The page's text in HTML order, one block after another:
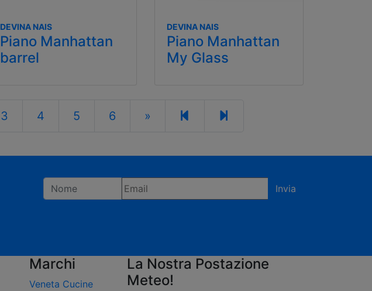
DEVINA NAIS
Piano Manhattan
barrel
DEVINA NAIS
Piano Manhattan
My Glass
3 4 5 6 »
Invia
Marchi
Veneta Cucine
La Nostra Postazione
Meteo!